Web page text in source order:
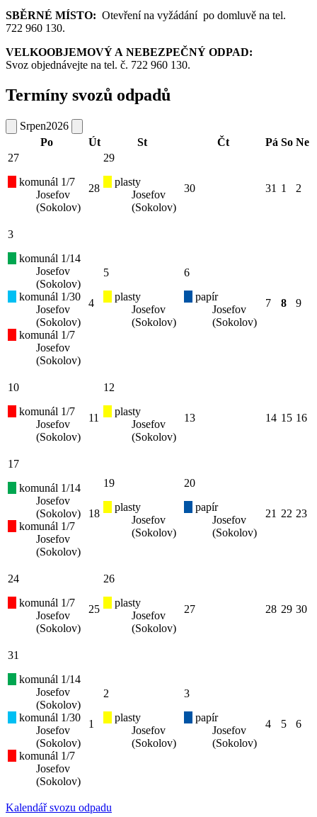
SBĚRNÉ MÍSTO: Otevření na vyžádání po domluvě na tel.
722 960 130.
VELKOOBJEMOVÝ A NEBEZPEČNÝ ODPAD:
Svoz objednávejte na tel. č. 722 960 130.
Termíny svozů odpadů
Srpen2026
Po
Út St Čt Pá So Ne
27
komunál 1/7
Josefov
(Sokolov)
28
29
plasty
Josefov
(Sokolov)
30 31 1 2
3
komunál 1/14
Josefov
(Sokolov)
komunál 1/30
Josefov
(Sokolov)
komunál 1/7
Josefov
(Sokolov)
4
5
plasty
Josefov
(Sokolov)
6
papír
Josefov
(Sokolov)
7 8 9
10
komunál 1/7
Josefov
(Sokolov)
11
12
plasty
Josefov
(Sokolov)
13 14 15 16
17
komunál 1/14
Josefov
(Sokolov)
komunál 1/7
Josefov
(Sokolov)
18
19
plasty
Josefov
(Sokolov)
20
papír
Josefov
(Sokolov)
21 22 23
24
komunál 1/7
Josefov
(Sokolov)
25
26
plasty
Josefov
(Sokolov)
27 28 29 30
31
komunál 1/14
Josefov
(Sokolov)
komunál 1/30
Josefov
(Sokolov)
komunál 1/7
Josefov
(Sokolov)
1
2
plasty
Josefov
(Sokolov)
3
papír
Josefov
(Sokolov)
4 5 6
Kalendář svozu odpadu